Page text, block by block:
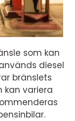
som kan
diesel
bränslets
kan variera